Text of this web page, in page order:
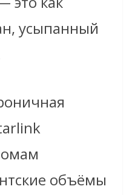
усыпанный
объёмы